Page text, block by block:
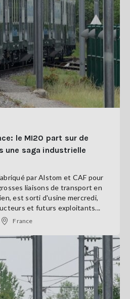
le MI20 part sur de
une saga industrielle
par Alstom et CAF pour
liaisons de transport en
est sorti d'usine mercredi,
et futurs exploitants...
France